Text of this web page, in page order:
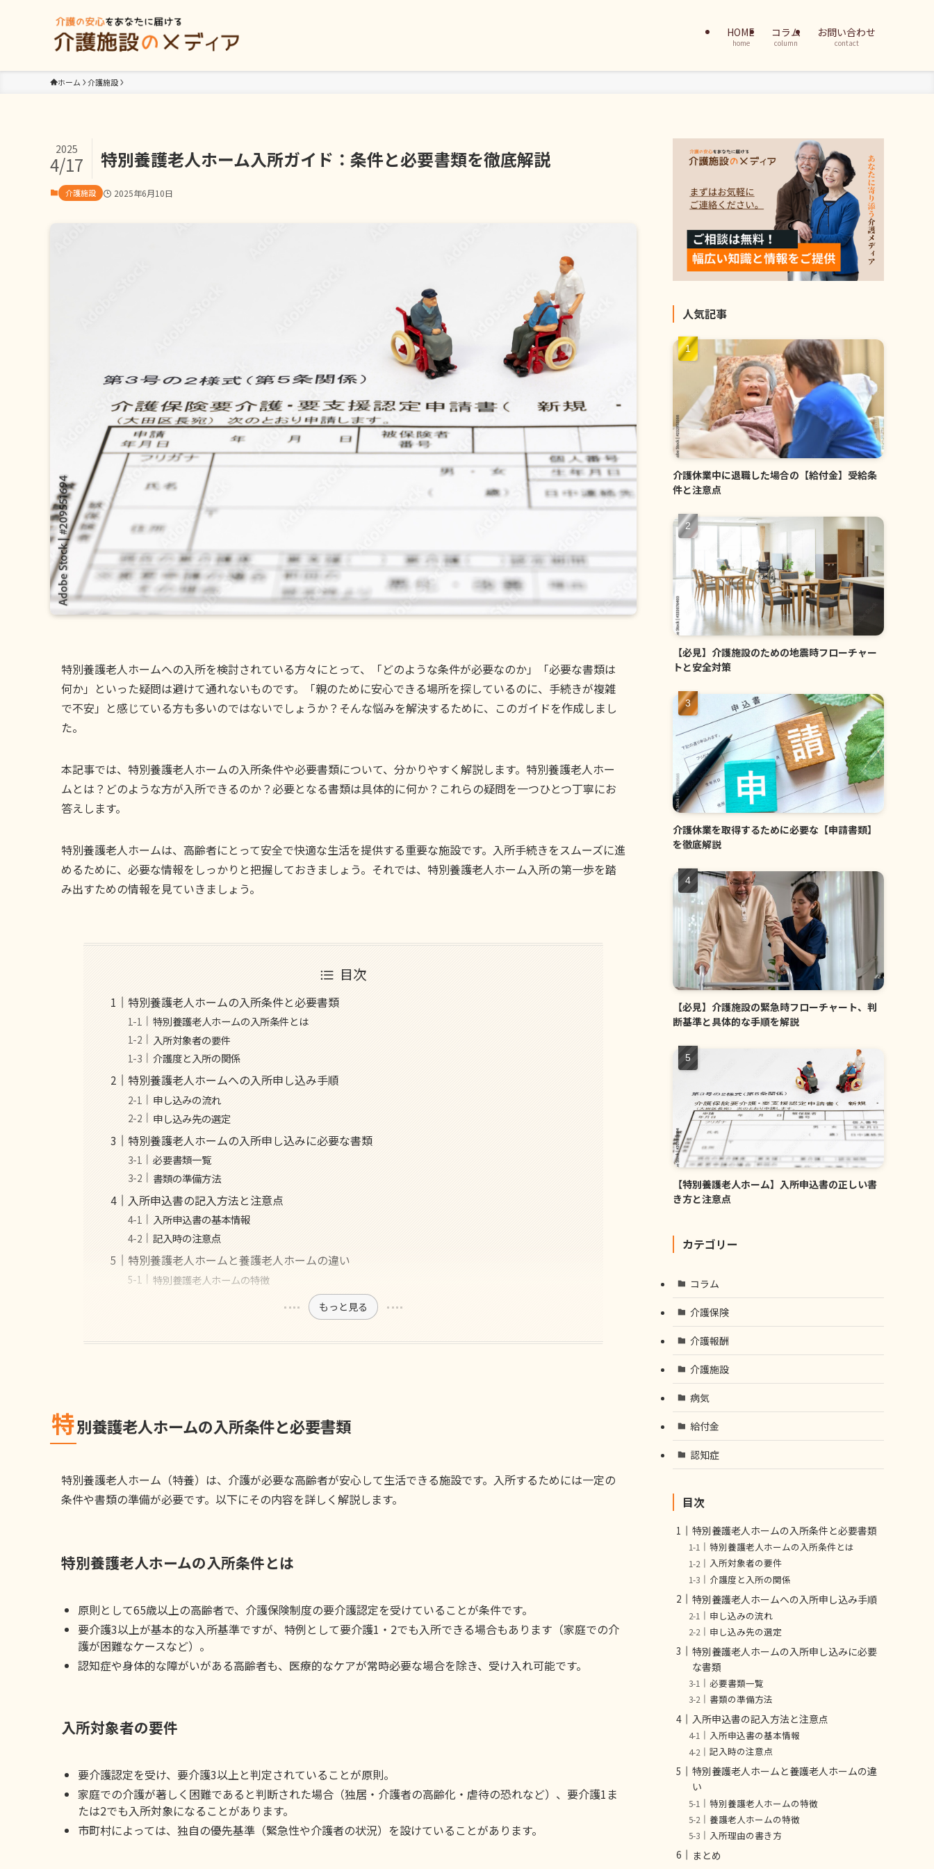
HOME
home
コラム
column
お問い合わせ
contact
ホーム 介護施設
特別養護老人ホーム入所ガイド：条件と必要書類を徹底解説
2025
4/17
介護施設 2025年6月10日
特別養護老人ホームへの入所を検討されている方々にとって、「どのような条件が必要なのか」「必要な書類は
何か」といった疑問は避けて通れないものです。「親のために安心できる場所を探しているのに、手続きが複雑
で不安」と感じている方も多いのではないでしょうか？そんな悩みを解決するために、このガイドを作成しまし
た。
本記事では、特別養護老人ホームの入所条件や必要書類について、分かりやすく解説します。特別養護老人ホー
ムとは？どのような方が入所できるのか？必要となる書類は具体的に何か？これらの疑問を一つひとつ丁寧にお
答えします。
特別養護老人ホームは、高齢者にとって安全で快適な生活を提供する重要な施設です。入所手続きをスムーズに進
めるために、必要な情報をしっかりと把握しておきましょう。それでは、特別養護老人ホーム入所の第一歩を踏
み出すための情報を見ていきましょう。
目次
特別養護老人ホームの入所条件と必要書類
特別養護老人ホームの入所条件とは
入所対象者の要件
介護度と入所の関係
特別養護老人ホームへの入所申し込み手順
申し込みの流れ
申し込み先の選定
特別養護老人ホームの入所申し込みに必要な書類
必要書類一覧
書類の準備方法
入所申込書の記入方法と注意点
入所申込書の基本情報
記入時の注意点
特別養護老人ホームと養護老人ホームの違い
特別養護老人ホームの特徴
もっと見る
特別養護老人ホームの入所条件と必要書類
特別養護老人ホーム（特養）は、介護が必要な高齢者が安心して生活できる施設です。入所するためには一定の
条件や書類の準備が必要です。以下にその内容を詳しく解説します。
特別養護老人ホームの入所条件とは
原則として65歳以上の高齢者で、介護保険制度の要介護認定を受けていることが条件です。
要介護3以上が基本的な入所基準ですが、特例として要介護1・2でも入所できる場合もあります（家庭での介
護が困難なケースなど）。
認知症や身体的な障がいがある高齢者も、医療的なケアが常時必要な場合を除き、受け入れ可能です。
入所対象者の要件
要介護認定を受け、要介護3以上と判定されていることが原則。
家庭での介護が著しく困難であると判断された場合（独居・介護者の高齢化・虐待の恐れなど）、要介護1ま
たは2でも入所対象になることがあります。
市町村によっては、独自の優先基準（緊急性や介護者の状況）を設けていることがあります。
人気記事
介護休業中に退職した場合の【給付金】受給条
件と注意点
【必見】介護施設のための地震時フローチャー
トと安全対策
介護休業を取得するために必要な【申請書類】
を徹底解説
【必見】介護施設の緊急時フローチャート、判
断基準と具体的な手順を解説
【特別養護老人ホーム】入所申込書の正しい書
き方と注意点
カテゴリー
コラム
介護保険
介護報酬
介護施設
病気
給付金
認知症
目次
特別養護老人ホームの入所条件と必要書類
特別養護老人ホームの入所条件とは
入所対象者の要件
介護度と入所の関係
特別養護老人ホームへの入所申し込み手順
申し込みの流れ
申し込み先の選定
特別養護老人ホームの入所申し込みに必要
な書類
必要書類一覧
書類の準備方法
入所申込書の記入方法と注意点
入所申込書の基本情報
記入時の注意点
特別養護老人ホームと養護老人ホームの違
い
特別養護老人ホームの特徴
養護老人ホームの特徴
入所理由の書き方
まとめ